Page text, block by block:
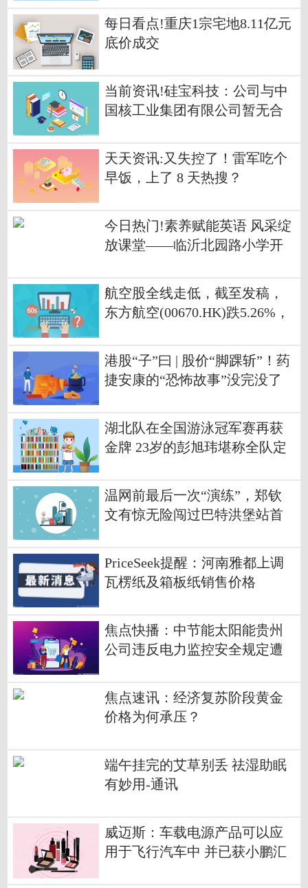
每日看点!重庆1宗宅地8.11亿元
底价成交
当前资讯!硅宝科技：公司与中
国核工业集团有限公司暂无合
天天资讯:又失控了！雷军吃个
早饭，上了 8 天热搜？
今日热门!素养赋能英语 风采绽
放课堂——临沂北园路小学开
航空股全线走低，截至发稿，
东方航空(00670.HK)跌5.26%，
港股“子”曰 | 股价“脚踝斩”！药
捷安康的“恐怖故事”没完没了
湖北队在全国游泳冠军赛再获
金牌 23岁的彭旭玮堪称全队定
温网前最后一次“演练”，郑钦
文有惊无险闯过巴特洪堡站首
PriceSeek提醒：河南雅都上调
瓦楞纸及箱板纸销售价格
焦点快播：中节能太阳能贵州
公司违反电力监控安全规定遭
焦点速讯：经济复苏阶段黄金
价格为何承压？
端午挂完的艾草别丢 祛湿助眠
有妙用-通讯
威迈斯：车载电源产品可以应
用于飞行汽车中 并已获小鹏汇